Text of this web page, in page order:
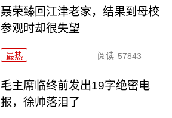
聂荣臻回江津老家，结果到母校
参观时却很失望
最热 阅读 57843
毛主席临终前发出19字绝密电
报，徐帅落泪了